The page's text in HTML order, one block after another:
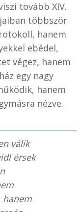
tovább XIV.
többször
hanem
ebédel,
végez, hanem
egy nagy
hanem
nézve.
válik
érsek
hanem